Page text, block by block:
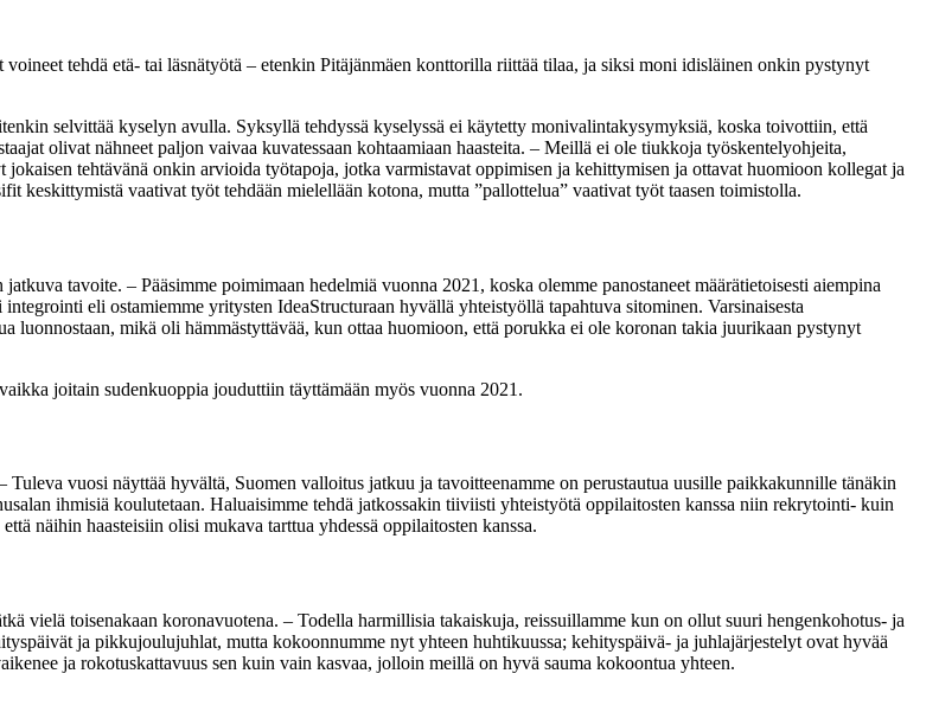
tehdä etä- tai läsnätyötä – etenkin Pitäjänmäen konttorilla riittää tilaa, ja siksi moni idisläinen onkin pystynyt
selvittää kyselyn avulla. Syksyllä tehdyssä kyselyssä ei käytetty monivalintakysymyksiä, koska toivottiin, että
olivat nähneet paljon vaivaa kuvatessaan kohtaamiaan haasteita. – Meillä ei ole tiukkoja työskentelyohjeita,
tehtävänä onkin arvioida työtapoja, jotka varmistavat oppimisen ja kehittymisen ja ottavat huomioon kollegat ja
keskittymistä vaativat työt tehdään mielellään kotona, mutta ”pallottelua” vaativat työt taasen toimistolla.
tavoite. – Pääsimme poimimaan hedelmiä vuonna 2021, koska olemme panostaneet määrätietoisesti aiempina
eli ostamiemme yritysten IdeaStructuraan hyvällä yhteistyöllä tapahtuva sitominen. Varsinaisesta
luonnostaan, mikä oli hämmästyttävää, kun ottaa huomioon, että porukka ei ole koronan takia juurikaan pystynyt
joitain sudenkuoppia jouduttiin täyttämään myös vuonna 2021.
vuosi näyttää hyvältä, Suomen valloitus jatkuu ja tavoitteenamme on perustautua uusille paikkakunnille tänäkin
ihmisiä koulutetaan. Haluaisimme tehdä jatkossakin tiiviisti yhteistyötä oppilaitosten kanssa niin rekrytointi- kuin
näihin haasteisiin olisi mukava tarttua yhdessä oppilaitosten kanssa.
vielä toisenakaan koronavuotena. – Todella harmillisia takaiskuja, reissuillamme kun on ollut suuri hengenkohotus- ja
ja pikkujoulujuhlat, mutta kokoonnumme nyt yhteen huhtikuussa; kehityspäivä- ja juhlajärjestelyt ovat hyvää
ja rokotuskattavuus sen kuin vain kasvaa, jolloin meillä on hyvä sauma kokoontua yhteen.